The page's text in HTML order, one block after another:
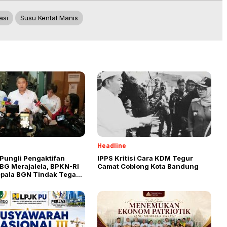
Susu Kental Manis
Pengaktifan
Merajalela, BPKN-RI
BGN Tindak Tegas
Headline
IPPS Kritisi Cara KDM Tegur
Camat Coblong Kota Bandung